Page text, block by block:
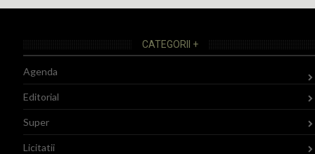
CATEGORII +
Agenda
Editorial
Super
Licitatii